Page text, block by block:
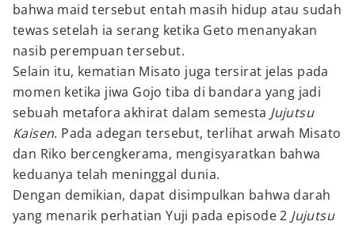
bahwa maid tersebut entah masih hidup atau sudah
tewas setelah ia serang ketika Geto menanyakan
nasib perempuan tersebut.
Selain itu, kematian Misato juga tersirat jelas pada
momen ketika jiwa Gojo tiba di bandara yang jadi
sebuah metafora akhirat dalam semesta Jujutsu
Kaisen. Pada adegan tersebut, terlihat arwah Misato
dan Riko bercengkerama, mengisyaratkan bahwa
keduanya telah meninggal dunia.
Dengan demikian, dapat disimpulkan bahwa darah
yang menarik perhatian Yuji pada episode 2 Jujutsu